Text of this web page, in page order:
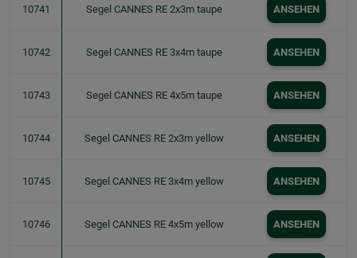
10741 Segel CANNES RE 2x3m taupe ANSEHEN
10742 Segel CANNES RE 3x4m taupe ANSEHEN
10743 Segel CANNES RE 4x5m taupe ANSEHEN
10744 Segel CANNES RE 2x3m yellow ANSEHEN
10745 Segel CANNES RE 3x4m yellow ANSEHEN
10746 Segel CANNES RE 4x5m yellow ANSEHEN